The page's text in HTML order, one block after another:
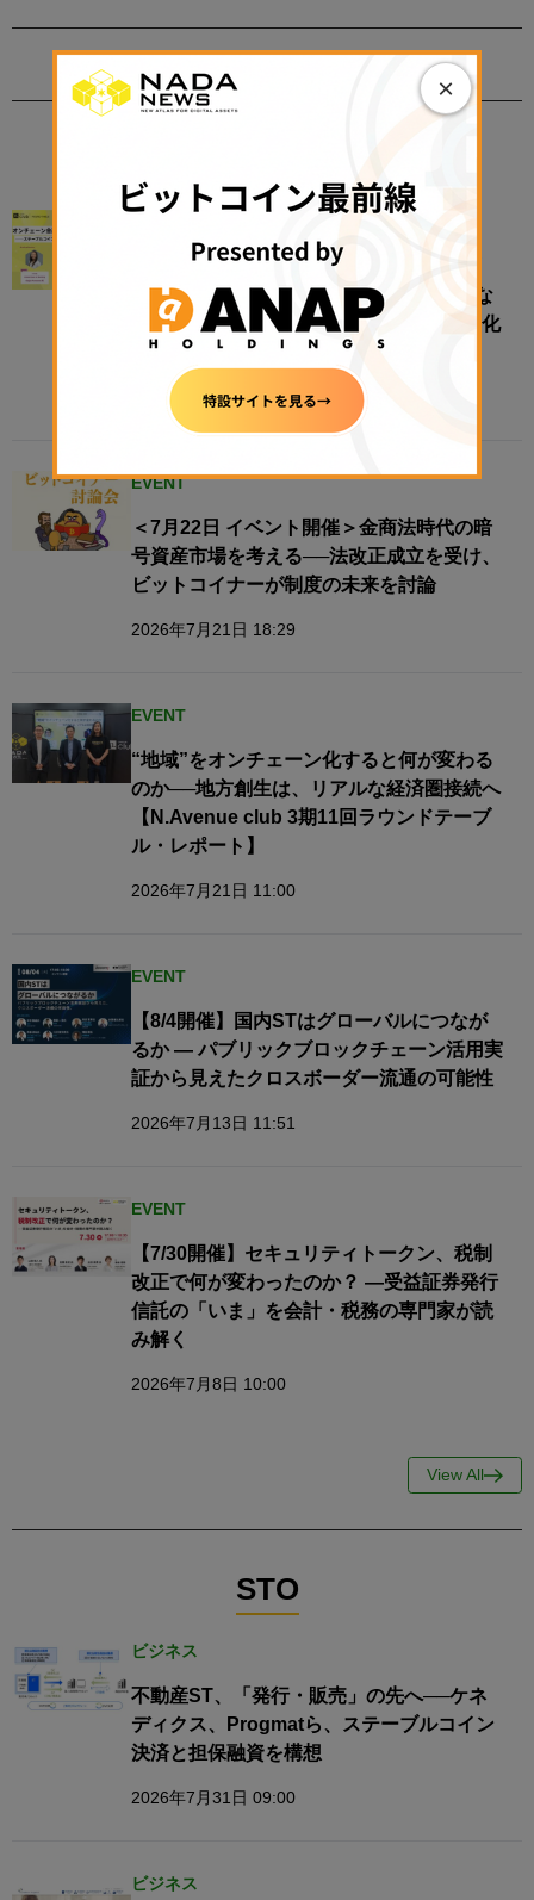
【N.Avenue club 4期2回ラウンドテーブ
ル】オンチェーン金融はどこまで現実にな
ったのか──ステーブルコイン・トークン化
資産・金融インフラの現在地
2026年8月4日 11:12
EVENT
＜7月22日 イベント開催＞金商法時代の暗
号資産市場を考える──法改正成立を受け、
ビットコイナーが制度の未来を討論
2026年7月21日 18:29
EVENT
“地域”をオンチェーン化すると何が変わる
のか──地方創生は、リアルな経済圏接続へ​
【N.Avenue club 3期11回ラウンドテーブ
ル・レポート】
2026年7月21日 11:00
EVENT
【8/4開催】国内STはグローバルにつなが
るか — パブリックブロックチェーン活用実
証から見えたクロスボーダー流通の可能性
2026年7月13日 11:51
EVENT
【7/30開催】セキュリティトークン、税制
改正で何が変わったのか？ ―受益証券発行
信託の「いま」を会計・税務の専門家が読
み解く
2026年7月8日 10:00
View All
STO
ビジネス
不動産ST、「発行・販売」の先へ──ケネ
ディクス、Progmatら、ステーブルコイン
決済と担保融資を構想
2026年7月31日 09:00
ビジネス
×